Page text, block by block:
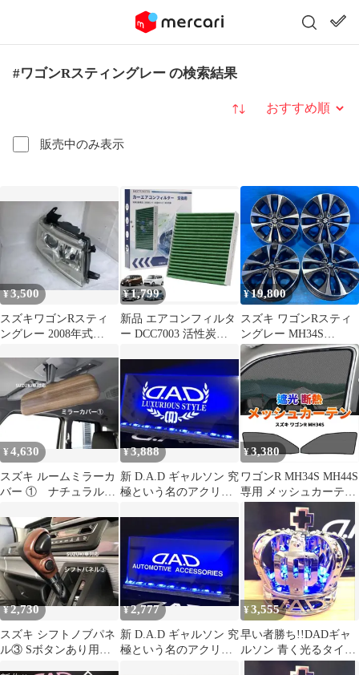
#ワゴンRスティングレー の検索結果
販売中のみ表示
並び替え
¥3,500
スズキワゴンRスティ
ングレー 2008年式
¥1,799
新品 エアコンフィルタ
ー DCC7003 活性炭
¥19,800
スズキ ワゴンRスティ
ングレー MH34S
MH44S 純正 15インチ 4
本 4.5J+45 4H100 ハス
ラー スペーシア エブリ
ィ 流用 スタッドレス用
¥4,630
スズキ ルームミラーカ
バー ① ナチュラルウ
初代 ハスラー
¥3,888
新 D.A.D ギャルソン 究
極という名のアクリル
¥3,380
ワゴンR MH34S MH44S
専用 メッシュカーテン
2P 1列目 運転席 助手席
マグネット＆フック固
定 サンシェード 網戸
遮光 断熱 日よけ Y503
¥2,730
スズキ シフトノブパネ
ル③ Sボタンあり用
¥2,777
新 D.A.D ギャルソン 究
極という名のアクリル
¥3,555
早い者勝ち!!DADギャ
ルソン 青く光るタイプ
クラウンUSB電源コー